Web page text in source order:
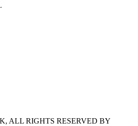
ALL RIGHTS RESERVED BY